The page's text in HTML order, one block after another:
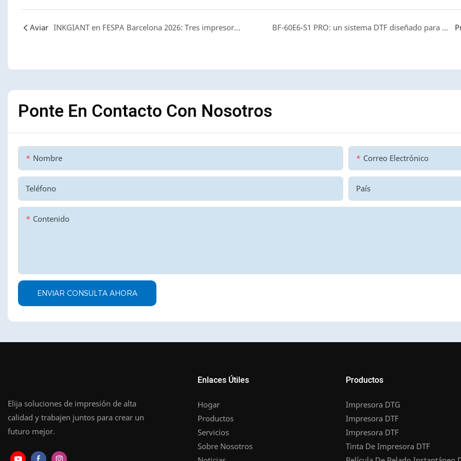
Aviar INKGIANT en FESPA Barcelona 2026: Tres impresoras, una solución completa de impresión digital. BF-60E6-S1 PRO: un sistema DTF diseñado para una producción fiable y continua.
Ponte En Contacto Con Nosotros
Nombre Correo Electrónico
Teléfono País
Contenido
ENVIAR CONSULTA AHORA
Elija soluciones de impresión de alta
calidad y trabajen juntos para crear un
futuro mejor.
Enlaces Útiles
Hogar
Productos
Servicios
Sobre Nosotros
Productos
Impresora DTG
Impresora DTF
Impresora DTF
Tinta De Impresora DTF